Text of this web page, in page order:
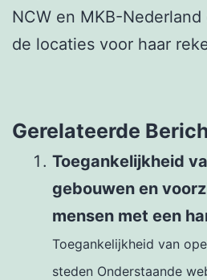
NCW en MKB-
de locaties voor haar
Gerelateerde
Toegankelijkheid
gebouwen en
mensen met een
Toegankelijkheid van
steden Onderstaande